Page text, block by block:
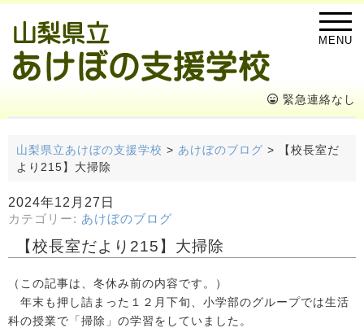
MENU
緊急連絡なし
山梨県立あけぼの支援学校 > あけぼのブログ >
【校長室だ
より215】大掃除
2024年12月27日
カテゴリー: あけぼのブログ
【校長室だより215】大掃除
（この記事は、冬休み前の内容です。）
年末も押し詰まった１２月下旬、小学部のグループでは生活
科の授業で「掃除」の学習をしていました。